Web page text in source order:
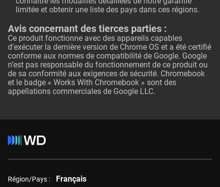
limitée et obtenir une liste des pays dans ces régions.
Avis concernant des tierces parties :
Ce produit fonctionne avec des appareils capables
d'exécuter la dernière version de Chrome OS et a été certifié
conforme aux normes de compatibilité de Google. Google
n’est pas responsable du fonctionnement de ce produit ou
de sa conformité aux exigences de sécurité. Chromebook
et le badge « Works With Chromebook » sont des
appellations commerciales de Google LLC.
Région/Pays : Français